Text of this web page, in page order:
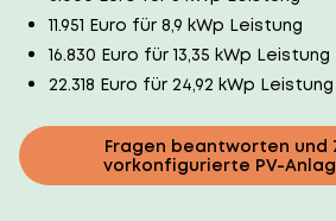
11.951 Euro für 8,9 kWp Leistung
16.830 Euro für 13,35 kWp Leistung
22.318 Euro für 24,92 kWp Leistung
Fragen beantworten und
vorkonfigurierte PV-